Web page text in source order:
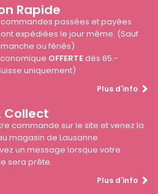
Rapide
commandes passées et payées
expédiées le jour même. (Sauf
ou fériés)
OFFERTEdès 65.-
uniquement)
Plus d'info
Collect
commande sur le site et venez la
magasin de Lausanne.
un message lorsque votre
sera prête.
Plus d'info